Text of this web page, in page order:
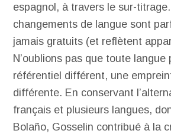
espagnol, à travers le sur-
changements de langue sont
jamais gratuits (et reflètent
N’oublions pas que toute langue
référentiel différent, une
différente. En conservant
français et plusieurs langues,
Bolaño, Gosselin contribué à la